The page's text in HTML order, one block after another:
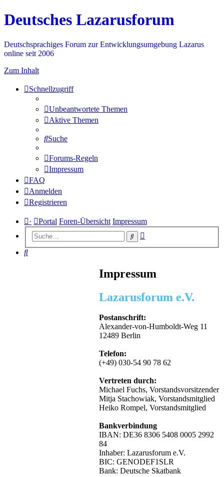
Deutsches Lazarusforum
Deutschsprachiges Forum zur Entwicklungsumgebung Lazarus
online seit 2006
Zum Inhalt
Schnellzugriff
Unbeantwortete Themen
Aktive Themen
Suche
Forums-Regeln
Impressum
FAQ
Anmelden
Registrieren
· Portal Foren-Übersicht Impressum
Suche
Suche
Impressum
Lazarusforum e.V.
Postanschrift:
Alexander-von-Humboldt-Weg 11
12489 Berlin
Telefon:
(+49) 030-54 90 78 62
Vertreten durch:
Michael Fuchs, Vorstandsvorsitzender
Mitja Stachowiak, Vorstandsmitglied
Heiko Rompel, Vorstandsmitglied
Bankverbindung
IBAN: DE36 8306 5408 0005 2992
84
Inhaber: Lazarusforum e.V.
BIC: GENODEF1SLR
Bank: Deutsche Skatbank